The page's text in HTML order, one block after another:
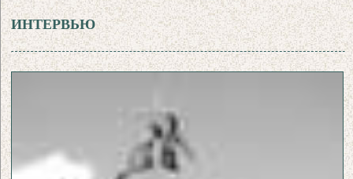
ИНТЕРВЬЮ